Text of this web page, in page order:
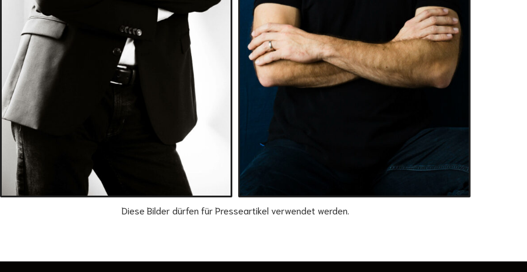
Diese Bilder dürfen für Presseartikel verwendet werden.